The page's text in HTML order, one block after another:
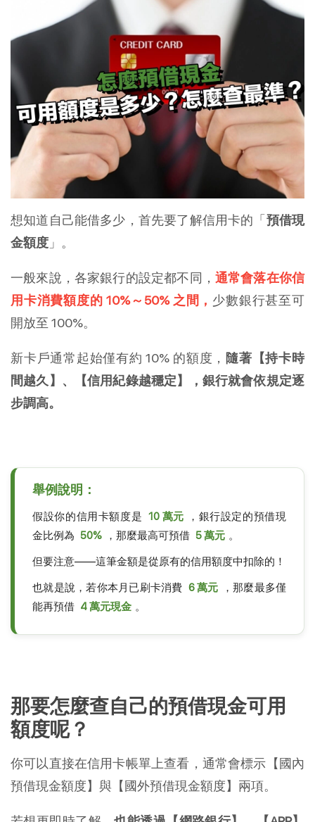
想知道自己能借多少，首先要了解信用卡的「 預借現
金額度 」。
一般來說，各家銀行的設定都不同， 通常會落在你信
用卡消費額度的 10%～50% 之間， 少數銀行甚至可
開放至 100%。
新卡戶通常起始僅有約 10% 的額度， 隨著【持卡時
間越久】、【信用紀錄越穩定】，銀行就會依規定逐
步調高。
舉例說明：
假設你的信用卡額度是 10 萬元
，銀行設定的預借現
金比例為 50% ，那麼最高可預借 5 萬元 。
但要注意——這筆金額是從原有的信用額度中扣除的！
也就是說，若你本月已刷卡消費 6 萬元
，那麼最多僅
能再預借 4 萬元現金 。
那要怎麼查自己的預借現金可用
額度呢？
你可以直接在信用卡帳單上查看，通常會標示【國內
預借現金額度】與【國外預借現金額度】兩項。